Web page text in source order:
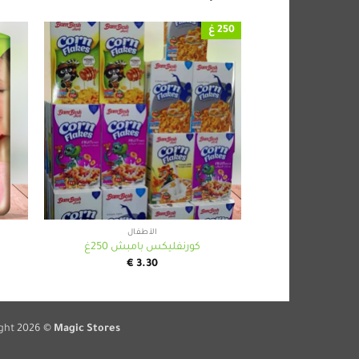
250 غ
+
الأطفال
كورنفليكس بامبش 250غ
3.30
€
2026 © Magic Stores